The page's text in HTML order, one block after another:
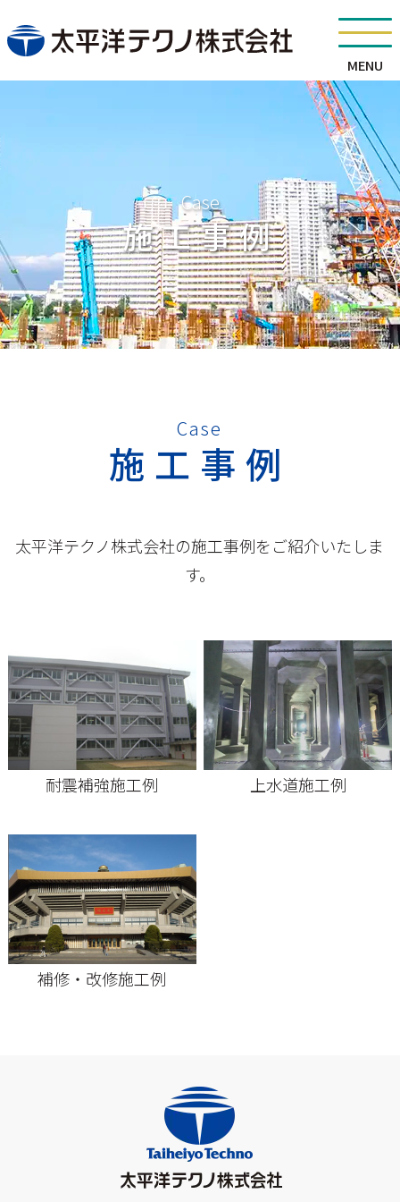
MENU
Case
施工事例
Case
施工事例
太平洋テクノ株式会社の施工事例をご紹介いたしま
す。
耐震補強施工例 上水道施工例
補修・改修施工例